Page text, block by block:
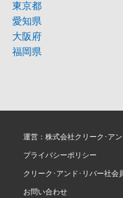
東京都
愛知県
大阪府
福岡県
運営：株式会社クリーク･ア
プライバシーポリシー
クリーク･アンド･リバー社会
お問い合わせ